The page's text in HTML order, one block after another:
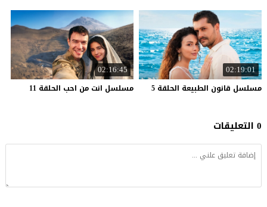
02:19:01
مسلسل قانون الطبيعة الحلقة 5
02:16:45
مسلسل انت من احب الحلقة 11
0 التعليقات